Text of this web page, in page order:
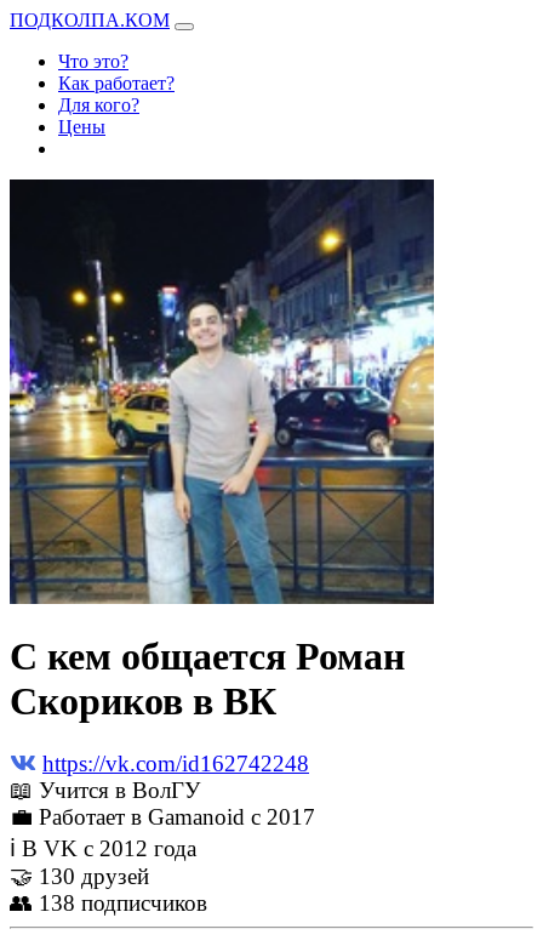
ПОДКОЛПА.КОМ
Что это?
Как работает?
Для кого?
Цены
С кем общается Роман
Скориков в ВК
https://vk.com/id162742248
📖 Учится в ВолГУ
💼 Работает в Gamanoid c 2017
ℹ В VK с 2012 года
🤝 130 друзей
👥 138 подписчиков